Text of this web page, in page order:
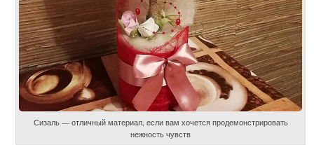
Сизаль — отличный материал, если вам хочется продемонстрировать
нежность чувств